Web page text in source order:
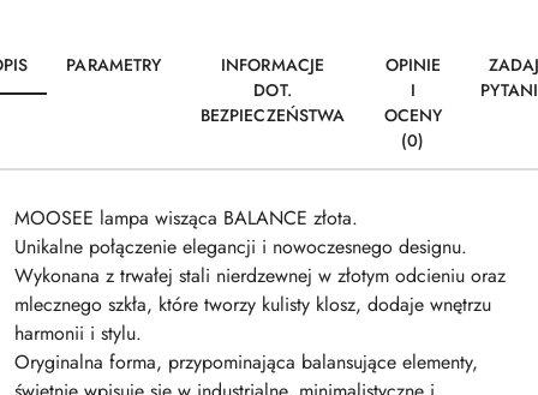
PARAMETRY
INFORMACJE
DOT.
BEZPIECZEŃSTWA
OPINIE
I
OCENY
(0)
MOOSEE lampa wisząca BALANCE złota.
Unikalne połączenie elegancji i nowoczesnego designu.
Wykonana z trwałej stali nierdzewnej w złotym odcieniu oraz
mlecznego szkła, które tworzy kulisty klosz, dodaje wnętrzu
harmonii i stylu.
Oryginalna forma, przypominająca balansujące elementy,